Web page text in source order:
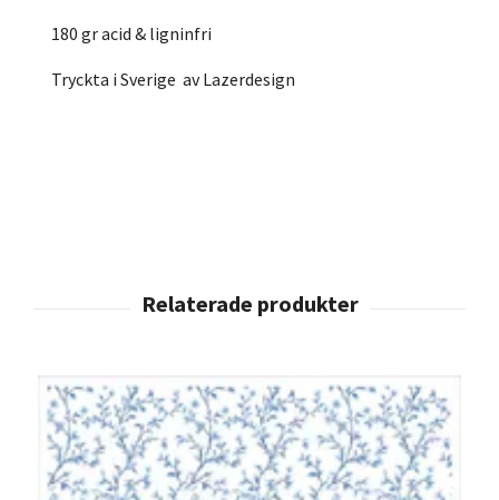
180 gr acid & ligninfri
Tryckta i Sverige av Lazerdesign